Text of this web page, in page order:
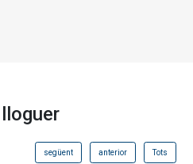
lloguer
següent anterior Tots